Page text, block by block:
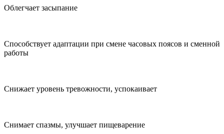
Облегчает засыпание
Способствует адаптации при смене часовых поясов и сменной
работы
Снижает уровень тревожности, успокаивает
Снимает спазмы, улучшает пищеварение